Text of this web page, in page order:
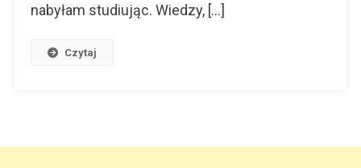
nabyłam studiując. Wiedzy, […]
Czytaj